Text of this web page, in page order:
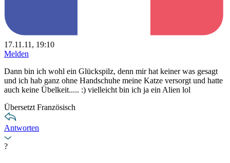
17.11.11, 19:10
Melden
Dann bin ich wohl ein Glückspilz, denn mir hat keiner was gesagt
und ich hab ganz ohne Handschuhe meine Katze versorgt und hatte
auch keine Übelkeit..... :) vielleicht bin ich ja ein Alien lol
Übersetzt Französisch
Antworten
?